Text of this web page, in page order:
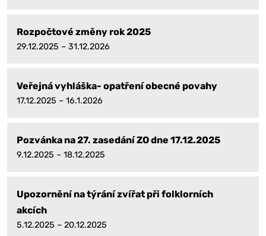
Rozpočtové změny rok 2025
29.12.2025 – 31.12.2026
Veřejná vyhláška- opatření obecné povahy
17.12.2025 – 16.1.2026
Pozvánka na 27. zasedání ZO dne 17.12.2025
9.12.2025 – 18.12.2025
Upozornění na týrání zvířat při folklorních
akcích
5.12.2025 – 20.12.2025